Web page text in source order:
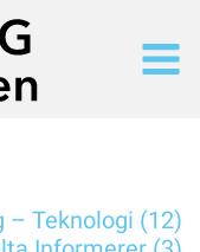
– Teknologi (12)